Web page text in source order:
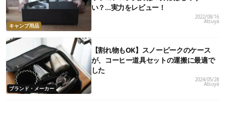
キャンプ用品
い？…実力をレビュー！
2022/08/16
Atsuya
ブランド・メーカー
【割れ物もOK】スノーピークのケース
が、コーヒー道具セットの運搬に最適で
した
2024/05/28
Atsuya